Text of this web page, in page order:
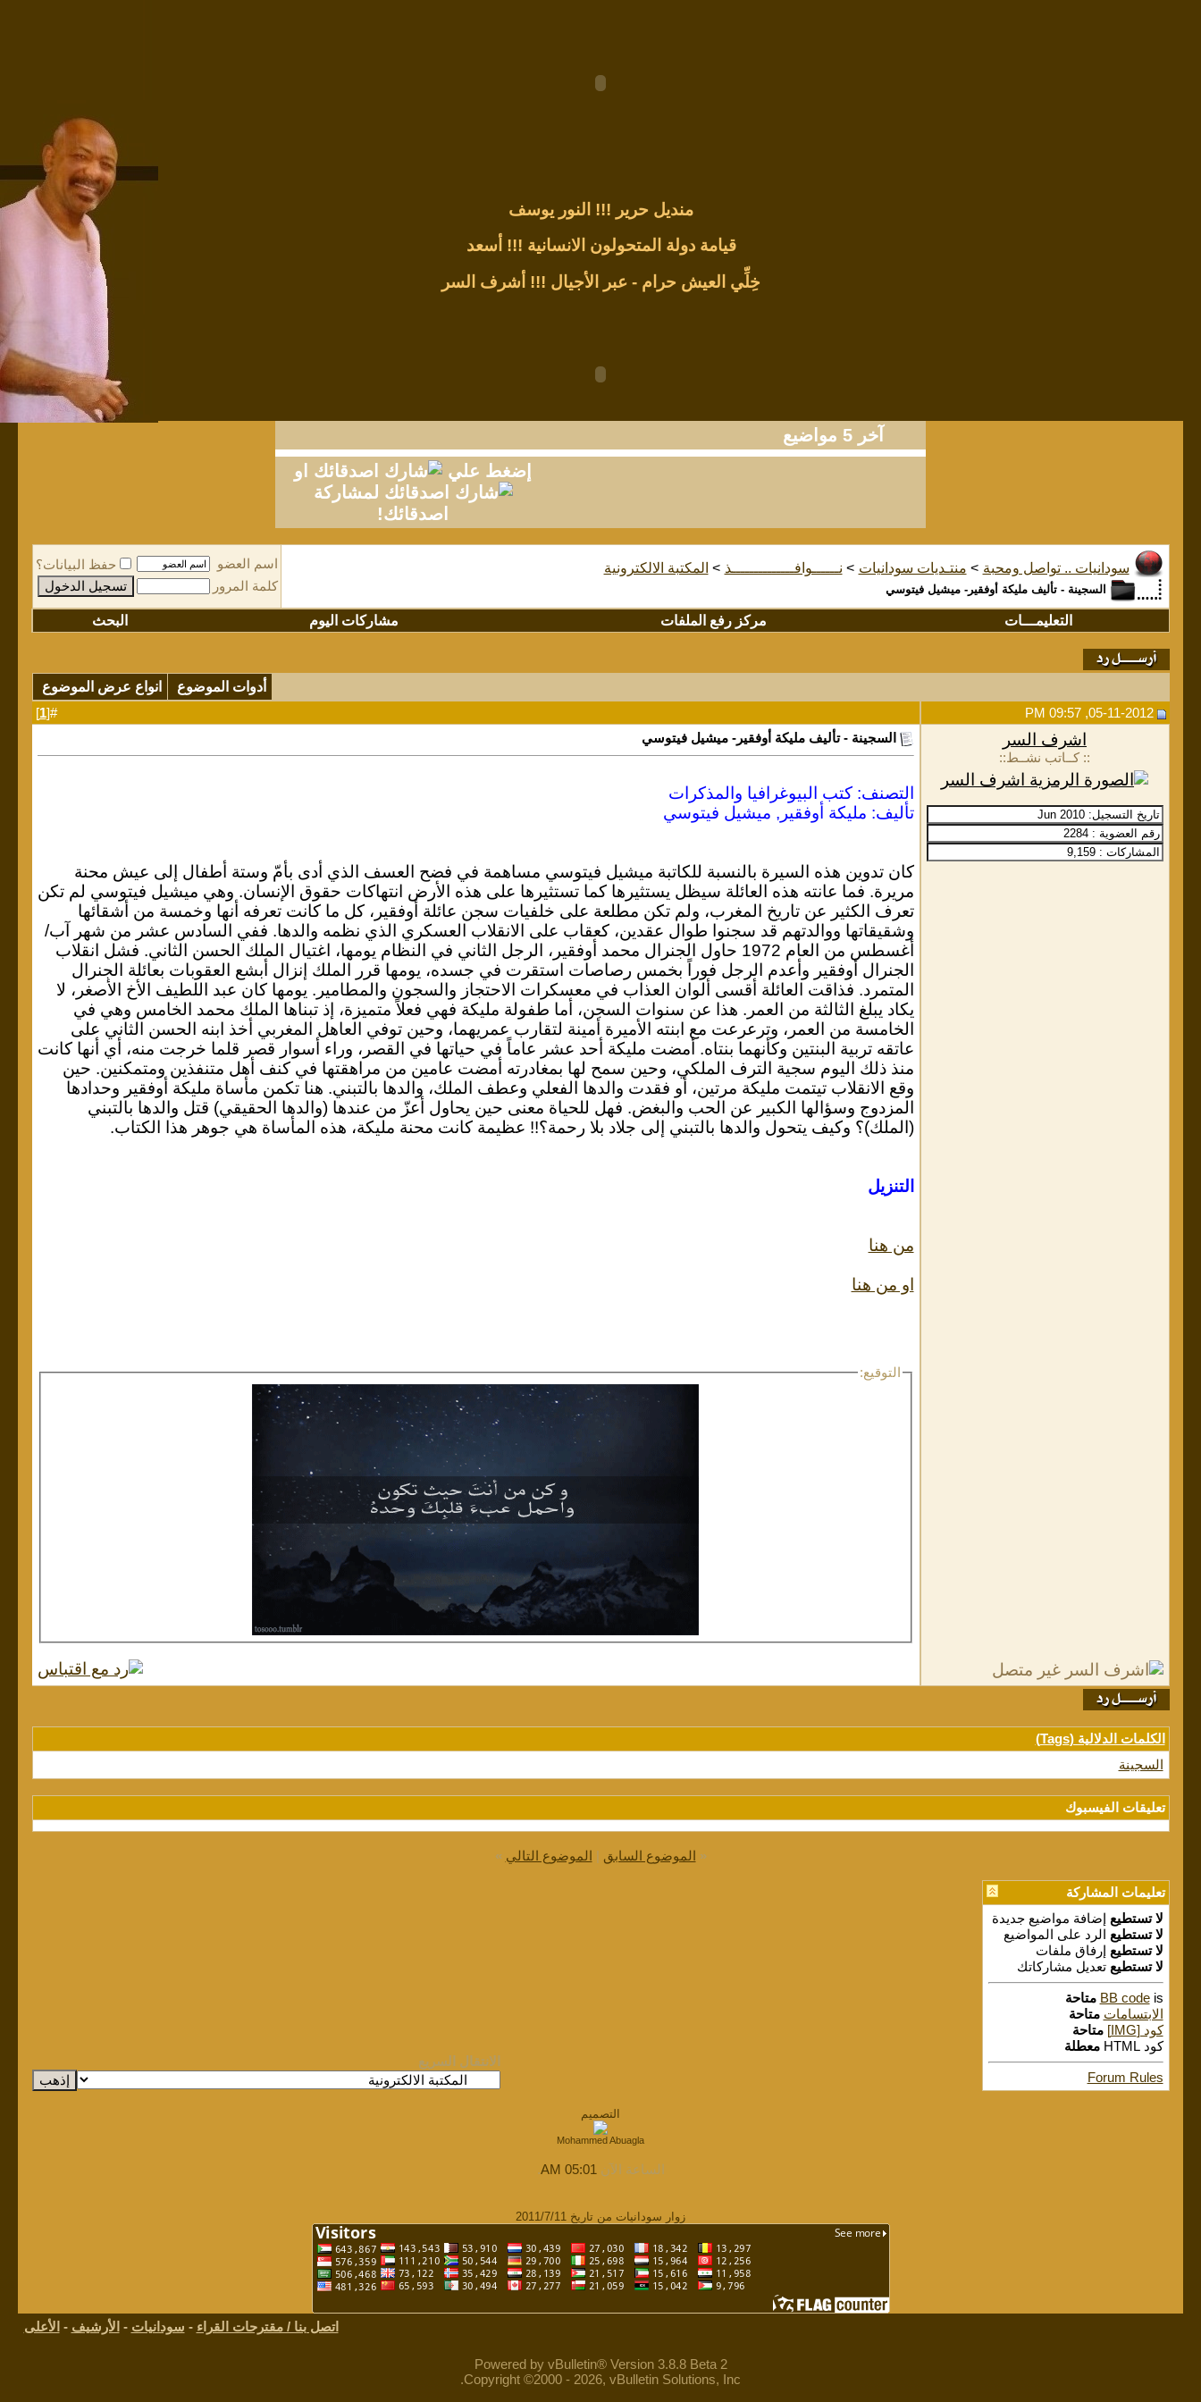
منديل حرير !!! النور يوسف
قيامة دولة المتحولون الانسانية !!! أسعد
خِلِّي العيش حرام - عبر الأجيال !!! أشرف السر
آخر 5 مواضيع
إضغط علي
او
لمشاركة
اصدقائك!
سودانيات .. تواصل ومحبة > منتـديات سودانيات > نــــــوافــــــــــــــذ > المكتبة الالكترونية
السجينة - تأليف مليكة أوفقير- ميشيل فيتوسي
اسم العضو
حفظ البيانات؟
كلمة المرور
التعليمـــات مركز رفع الملفات مشاركات اليوم البحث
أدوات الموضوع
انواع عرض الموضوع
05-11-2012, 09:57 PM
#[
1
]
اشرف السر
:: كــاتب نشــط::
السجينة - تأليف مليكة أوفقير- ميشيل فيتوسي
التصنف: كتب البيوغرافيا والمذكرات
تأليف: مليكة أوفقير, ميشيل فيتوسي
كان تدوين هذه السيرة بالنسبة للكاتبة ميشيل فيتوسي مساهمة في فضح العسف الذي أدى بأمّ وستة أطفال إلى عيش محنة
مريرة. فما عانته هذه العائلة سيظل يستثيرها كما تستثيرها على هذه الأرض انتهاكات حقوق الإنسان. وهي ميشيل فيتوسي لم تكن
تعرف الكثير عن تاريخ المغرب، ولم تكن مطلعة على خلفيات سجن عائلة أوفقير، كل ما كانت تعرفه أنها وخمسة من أشقائها
وشقيقاتها ووالدتهم قد سجنوا طوال عقدين، كعقاب على الانقلاب العسكري الذي نظمه والدها. ففي السادس عشر من شهر آب/
أغسطس من العام 1972 حاول الجنرال محمد أوفقير، الرجل الثاني في النظام يومها، اغتيال الملك الحسن الثاني. فشل انقلاب
الجنرال أوفقير وأعدم الرجل فوراً بخمس رصاصات استقرت في جسده، يومها قرر الملك إنزال أبشع العقوبات بعائلة الجنرال
المتمرد. فذاقت العائلة أقسى ألوان العذاب في معسكرات الاحتجاز والسجون والمطامير. يومها كان عبد اللطيف الأخ الأصغر، لا
يكاد يبلغ الثالثة من العمر. هذا عن سنوات السجن، أما طفولة مليكة فهي فعلاً متميزة، إذ تبناها الملك محمد الخامس وهي في
الخامسة من العمر، وترعرعت مع ابنته الأميرة أمينة لتقارب عمريهما، وحين توفي العاهل المغربي أخذ ابنه الحسن الثاني على
عاتقه تربية البنتين وكأنهما بنتاه. أمضت مليكة أحد عشر عاماً في حياتها في القصر، وراء أسوار قصر قلما خرجت منه، أي أنها كانت
منذ ذلك اليوم سجية الترف الملكي، وحين سمح لها بمغادرته أمضت عامين من مراهقتها في كنف أهل متنفذين ومتمكنين. حين
وقع الانقلاب تيتمت مليكة مرتين، أو فقدت والدها الفعلي وعطف الملك، والدها بالتبني. هنا تكمن مأساة مليكة أوفقير وحدادها
المزدوج وسؤالها الكبير عن الحب والبغض. فهل للحياة معنى حين يحاول أعزّ من عندها (والدها الحقيقي) قتل والدها بالتبني
(الملك)؟ وكيف يتحول والدها بالتبني إلى جلاد بلا رحمة؟!! عظيمة كانت محنة مليكة، هذه المأساة هي جوهر هذا الكتاب.
التنزيل
من هنا
او من هنا
التوقيع:
الكلمات الدلالية (Tags)
السجينة
تعليقات الفيسبوك
« الموضوع السابق | الموضوع التالي »
تعليمات المشاركة
لا تستطيع إضافة مواضيع جديدة
لا تستطيع الرد على المواضيع
لا تستطيع إرفاق ملفات
لا تستطيع تعديل مشاركاتك
BB codeis
متاحة
الابتسامات متاحة
كود [IMG]
متاحة
كود HTML
معطلة
Forum Rules
الانتقال السريع
التصميم
Mohammed Abuagla
الساعة الآن 05:01 AM
.
زوار سودانيات من تاريخ 2011/7/11
اتصل بنا / مقترحات القراء - سودانيات - الأرشيف - الأعلى
Powered by vBulletin® Version 3.8.8 Beta 2
Copyright ©2000 - 2026, vBulletin Solutions, Inc.